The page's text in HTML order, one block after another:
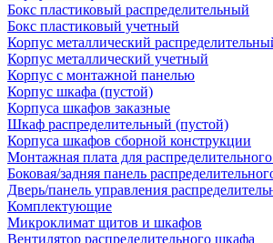
Бокс пластиковый распределительный
Бокс пластиковый учетный
Корпус металлический
Корпус металлический учетный
Корпус с монтажной панелью
Корпус шкафа (пустой)
Корпуса шкафов заказные
Шкаф распределительный (пустой)
Корпуса шкафов сборной конструкции
Монтажная плата для
Боковая/задняя панель
Дверь/панель управления
Комплектующие
Микроклимат щитов и шкафов
Вентилятор распределительного шкафа